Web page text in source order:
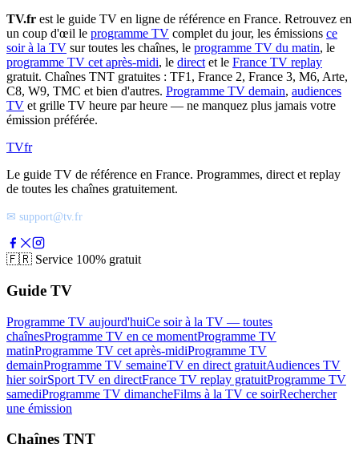
TV.fr est le guide TV en ligne de référence en France. Retrouvez en
un coup d'œil le programme TV complet du jour, les émissions ce
soir à la TV sur toutes les chaînes, le programme TV du matin, le
programme TV cet après-midi, le direct et le France TV replay
gratuit. Chaînes TNT gratuites : TF1, France 2, France 3, M6, Arte,
C8, W9, TMC et bien d'autres. Programme TV demain, audiences
TV et grille TV heure par heure — ne manquez plus jamais votre
émission préférée.
TVfr
Le guide TV de référence en France. Programmes, direct et replay
de toutes les chaînes gratuitement.
✉ support@tv.fr
🇫🇷 Service 100% gratuit
Guide TV
Programme TV aujourd'huiCe soir à la TV — toutes
chaînesProgramme TV en ce momentProgramme TV
matinProgramme TV cet après-midiProgramme TV
demainProgramme TV semaineTV en direct gratuitAudiences TV
hier soirSport TV en directFrance TV replay gratuitProgramme TV
samediProgramme TV dimancheFilms à la TV ce soirRechercher
une émission
Chaînes TNT